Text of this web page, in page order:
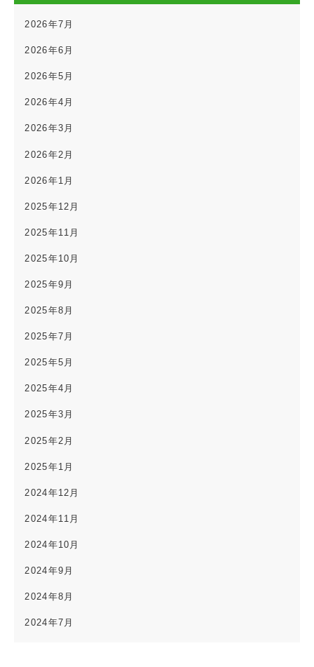
2026年7月
2026年6月
2026年5月
2026年4月
2026年3月
2026年2月
2026年1月
2025年12月
2025年11月
2025年10月
2025年9月
2025年8月
2025年7月
2025年5月
2025年4月
2025年3月
2025年2月
2025年1月
2024年12月
2024年11月
2024年10月
2024年9月
2024年8月
2024年7月